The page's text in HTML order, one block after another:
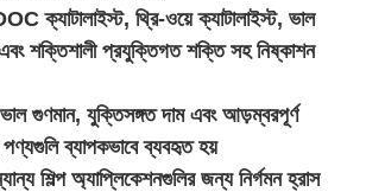
ক্যাটালাইস্ট, থ্রি-ওয়ে ক্যাটালাইস্ট, ভাল
এবং শক্তিশালী প্রযুক্তিগত শক্তি সহ নিষ্কাশন
গুণমান, যুক্তিসঙ্গত দাম এবং আড়ম্বরপূর্ণ
ব্যাপকভাবে ব্যবহৃত হয়
শিল্প অ্যাপ্লিকেশনগুলির জন্য নির্গমন হ্রাস